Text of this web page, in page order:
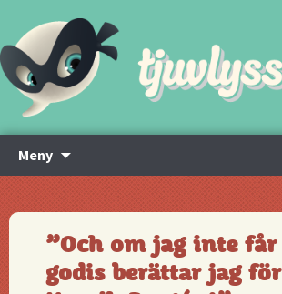
Meny
innehåll
”Och om jag inte får
godis berättar jag för